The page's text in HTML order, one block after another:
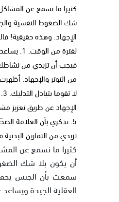
كثيرا ما نسمع عن
شك الضغوط النفسية
الإجهاد. وهذه حقيقية!
لفترة
من التوتر والإجهاد.
الإجهاد عن طريق تعزيز
5. تذكري بأن العلاقة
تزيدي من التمارين
كثيرا ما نسمع عن
أن يكون بلا شك
سمعت بأن الجنس يخفف
العقلية الجيدة